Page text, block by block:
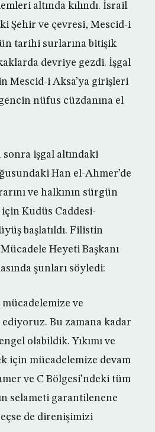
altında kılındı. İsrail
Şehir ve çevresi, Mescid-i
tarihi surlarına bitişik
devriye gezdi. İşgal
Mescid-i Aksa’ya girişleri
nüfus cüzdanına el
sonra işgal altındaki
Han el-Ahmer’de
ve halkının sürgün
Kudüs Caddesi-
başlatıldı. Filistin
Heyeti Başkanı
şunları söyledi:
ve
Bu zamana kadar
olabildik. Yıkımı ve
için mücadelemize devam
ve C Bölgesi’ndeki tüm
selameti garantilenene
de direnişimizi